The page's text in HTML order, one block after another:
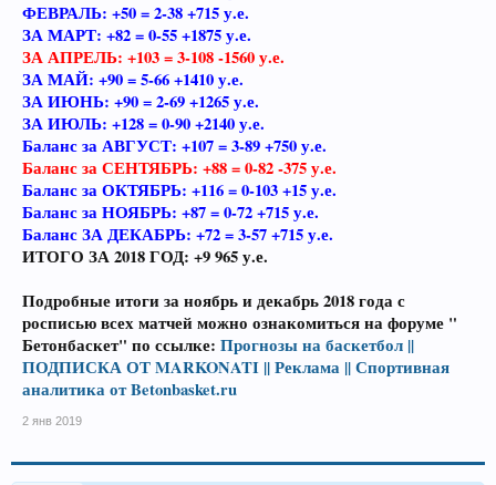
ФЕВРАЛЬ: +50 = 2-38 +715 у.е.
ЗА МАРТ: +82 = 0-55 +1875 у.е.
ЗА АПРЕЛЬ: +103 = 3-108 -1560 у.е.
ЗА МАЙ: +90 = 5-66 +1410 у.е.
ЗА ИЮНЬ: +90 = 2-69 +1265 у.е.
ЗА ИЮЛЬ: +128 = 0-90 +2140 у.е.
Баланс за АВГУСТ: +107 = 3-89 +750 у.е.
Баланс за СЕНТЯБРЬ: +88 = 0-82 -375 у.е.
Баланс за ОКТЯБРЬ: +116 = 0-103 +15 у.е.
Баланс за НОЯБРЬ: +87 = 0-72 +715 у.е.
Баланс ЗА ДЕКАБРЬ: +72 = 3-57 +715 у.е.
ИТОГО ЗА 2018 ГОД: +9 965 у.е.
Подробные итоги за ноябрь и декабрь 2018 года с
росписью всех матчей можно ознакомиться на форуме "
Бетонбаскет" по ссылке: Прогнозы на баскетбол ||
ПОДПИСКА ОТ MARKONATI || Реклама || Спортивная
аналитика от Betonbasket.ru
2 янв 2019